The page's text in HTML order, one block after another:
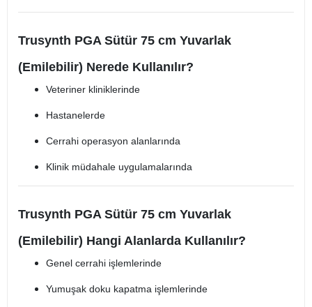
Trusynth PGA Sütür 75 cm Yuvarlak
(Emilebilir) Nerede Kullanılır?
Veteriner kliniklerinde
Hastanelerde
Cerrahi operasyon alanlarında
Klinik müdahale uygulamalarında
Trusynth PGA Sütür 75 cm Yuvarlak
(Emilebilir) Hangi Alanlarda Kullanılır?
Genel cerrahi işlemlerinde
Yumuşak doku kapatma işlemlerinde